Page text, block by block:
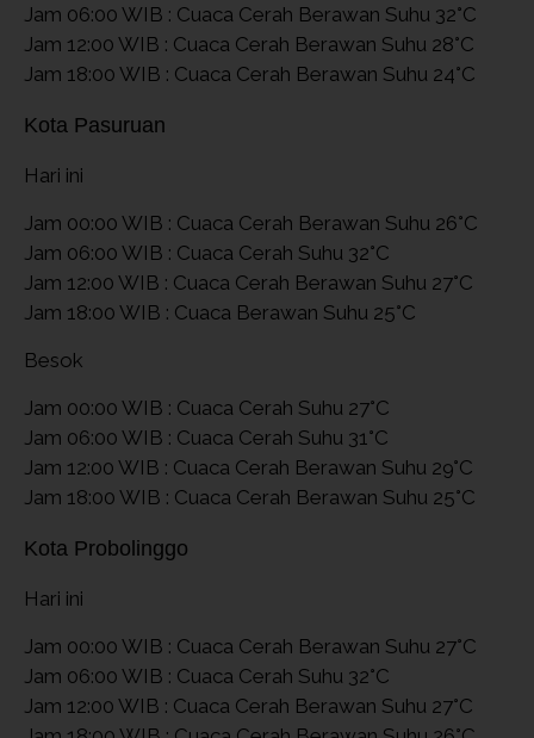
Jam 06:00 WIB : Cuaca Cerah Berawan Suhu 32°C
Jam 12:00 WIB : Cuaca Cerah Berawan Suhu 28°C
Jam 18:00 WIB : Cuaca Cerah Berawan Suhu 24°C
Kota Pasuruan
Hari ini
Jam 00:00 WIB : Cuaca Cerah Berawan Suhu 26°C
Jam 06:00 WIB : Cuaca Cerah Suhu 32°C
Jam 12:00 WIB : Cuaca Cerah Berawan Suhu 27°C
Jam 18:00 WIB : Cuaca Berawan Suhu 25°C
Besok
Jam 00:00 WIB : Cuaca Cerah Suhu 27°C
Jam 06:00 WIB : Cuaca Cerah Suhu 31°C
Jam 12:00 WIB : Cuaca Cerah Berawan Suhu 29°C
Jam 18:00 WIB : Cuaca Cerah Berawan Suhu 25°C
Kota Probolinggo
Hari ini
Jam 00:00 WIB : Cuaca Cerah Berawan Suhu 27°C
Jam 06:00 WIB : Cuaca Cerah Suhu 32°C
Jam 12:00 WIB : Cuaca Cerah Berawan Suhu 27°C